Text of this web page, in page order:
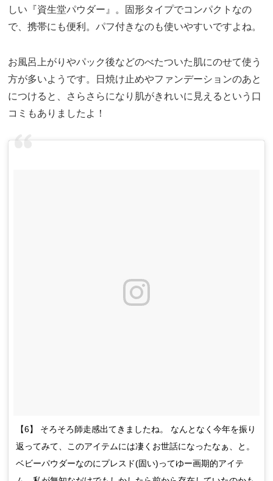
しい『資生堂パウダー』。固形タイプでコンパクトなの
で、携帯にも便利。パフ付きなのも使いやすいですよね。
お風呂上がりやパック後などのべたついた肌にのせて使う
方が多いようです。日焼け止めやファンデーションのあと
につけると、さらさらになり肌がきれいに見えるという口
コミもありましたよ！
【6】 そろそろ師走感出てきましたね。 なんとなく今年を振り
返ってみて、このアイテムには凄くお世話になったなぁ、と。
ベビーパウダーなのにプレスド(固い)ってゆー画期的アイテ